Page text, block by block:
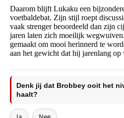
Daarom blijft Lukaku een
voetbaldebat. Zijn stijl roept
vaak strenger beoordeeld dan zijn
jaren laten zich moeilijk
gemaakt om mooi herinnerd te
aan het gewicht dat hij jarenlang op
Denk jij dat Brobbey ooit het
haalt?